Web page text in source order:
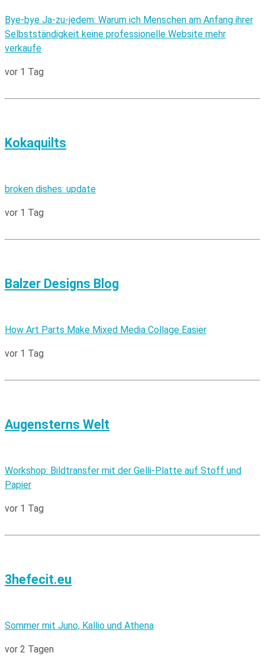
Bye-bye Ja-zu-jedem: Warum ich Menschen am Anfang ihrer
Selbstständigkeit keine professionelle Website mehr
verkaufe
vor 1 Tag
Kokaquilts
broken dishes: update
vor 1 Tag
Balzer Designs Blog
How Art Parts Make Mixed Media Collage Easier
vor 1 Tag
Augensterns Welt
Workshop: Bildtransfer mit der Gelli-Platte auf Stoff und
Papier
vor 1 Tag
3hefecit.eu
Sommer mit Juno, Kallio und Athena
vor 2 Tagen